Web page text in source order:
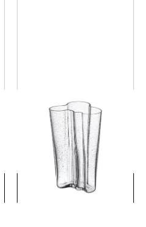
アルヴァ・アアルト コレク
ション ベース 201mm バブル
(税込)
詳細を見る